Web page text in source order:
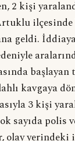
2 kişi
geldi.
başlayan
kavgaya
3 kişi
sayıda polis
olay yerindeki